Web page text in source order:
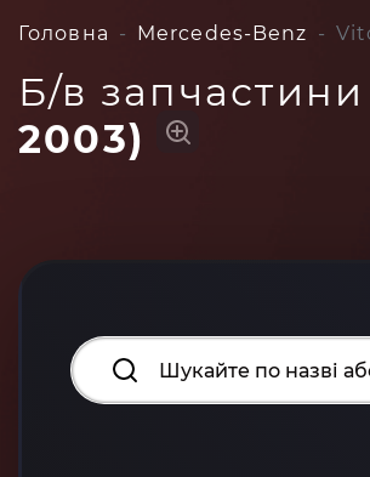
Головна Mercedes-Benz
Б/в
2003)